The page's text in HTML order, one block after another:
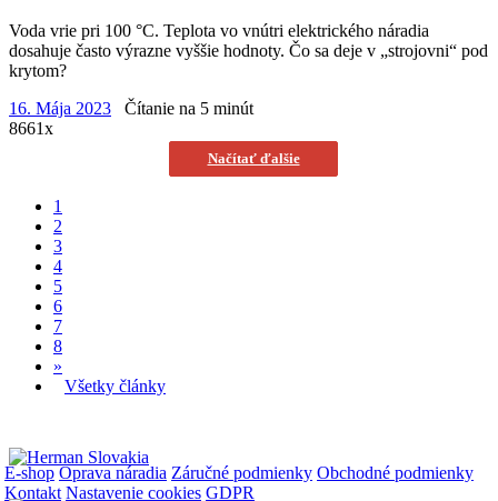
Voda vrie pri 100 °C. Teplota vo vnútri elektrického náradia
dosahuje často výrazne vyššie hodnoty. Čo sa deje v „strojovni“ pod
krytom?
16. Mája 2023
Čítanie na 5 minút
8661x
Načítať ďalšie
1
2
3
4
5
6
7
8
»
Všetky články
E-shop Oprava náradia Záručné podmienky Obchodné podmienky
Kontakt Nastavenie cookies GDPR